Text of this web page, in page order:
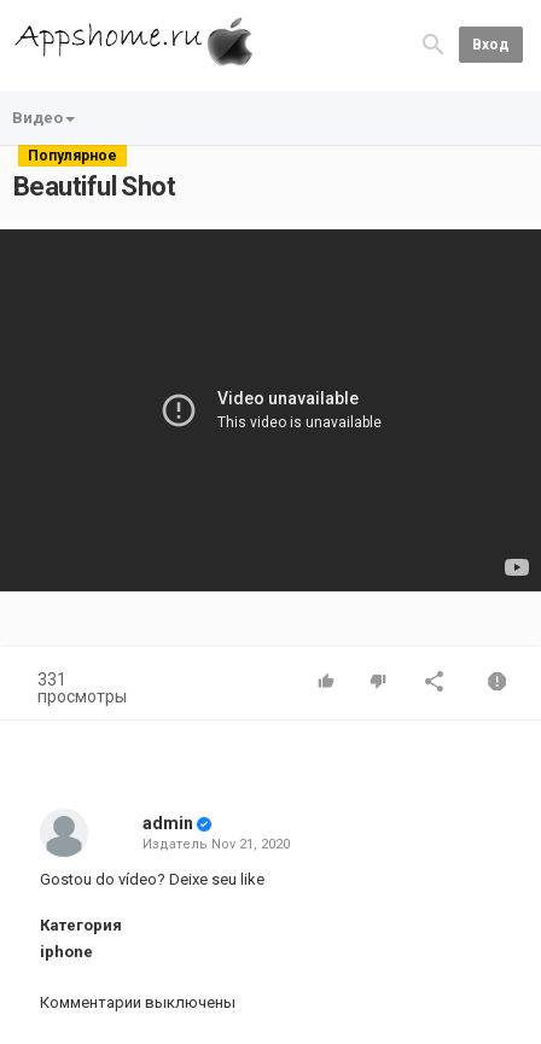
Вход
Видео
Популярное
Beautiful Shot
331
просмотры
admin
Издатель Nov 21, 2020
Gostou do vídeo? Deixe seu like
Категория
iphone
Комментарии выключены